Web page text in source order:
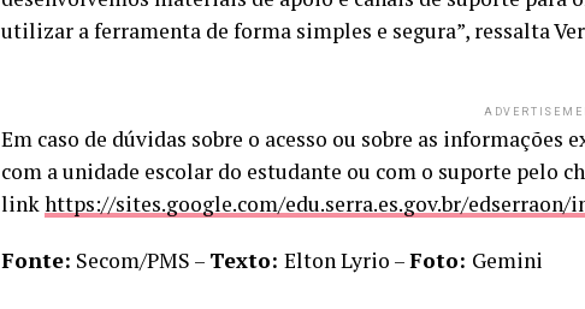
utilizar a ferramenta de forma simples e segura”, ressalta
Em caso de dúvidas sobre o acesso ou sobre as
com a unidade escolar do estudante ou com o suporte pelo
linkhttps://sites.google.com/edu.serra.es.gov.br/edserraon/
Fonte: Secom/PMS – Texto: Elton Lyrio –Foto: Gemini